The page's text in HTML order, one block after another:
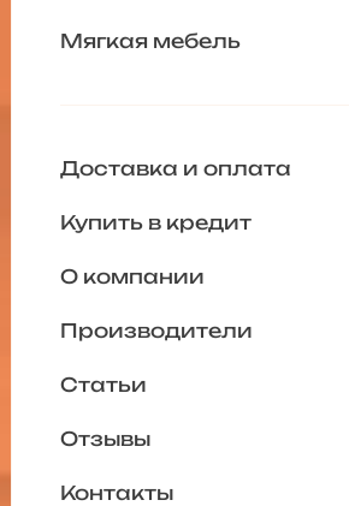
Мягкая мебель
Доставка и оплата
Купить в кредит
О компании
Производители
Статьи
Отзывы
Контакты